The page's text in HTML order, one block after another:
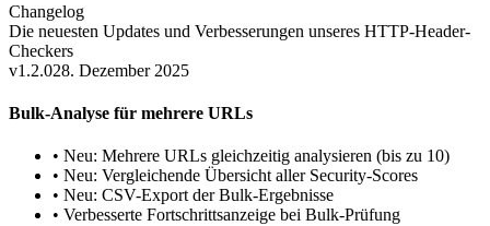
Changelog
Die neuesten Updates und Verbesserungen unseres HTTP-Header-
Checkers
v1.2.028. Dezember 2025
Bulk-Analyse für mehrere URLs
• Neu: Mehrere URLs gleichzeitig analysieren (bis zu 10)
• Neu: Vergleichende Übersicht aller Security-Scores
• Neu: CSV-Export der Bulk-Ergebnisse
• Verbesserte Fortschrittsanzeige bei Bulk-Prüfung